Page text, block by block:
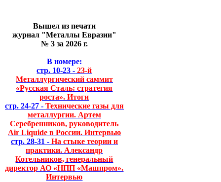
Вышел из печати
журнал "Металлы Евразии"
№ 3 за 2026 г.
В номере:
стр. 10-23 - 23-й
Металлургический саммит
«Русская Сталь: стратегия
роста». Итоги
стр. 24-27 - Технические газы для
металлургии. Артем
Серебренников, руководитель
Air Liquide в России. Интервью
стр. 28-31 - На стыке теории и
практики. Александр
Котельников, генеральный
директор АО «НПП «Машпром».
Интервью